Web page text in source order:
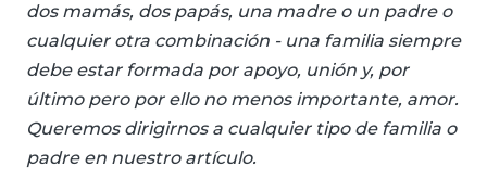
dos mamás, dos papás, una madre o un padre o
cualquier otra combinación - una familia siempre
debe estar formada por apoyo, unión y, por
último pero por ello no menos importante, amor.
Queremos dirigirnos a cualquier tipo de familia o
padre en nuestro artículo.